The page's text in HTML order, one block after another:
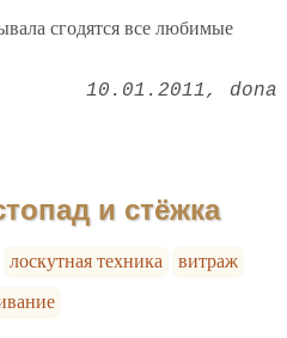
сгодятся все любимые
10.01.2011 dona
и стёжка
лоскутная техника
витраж